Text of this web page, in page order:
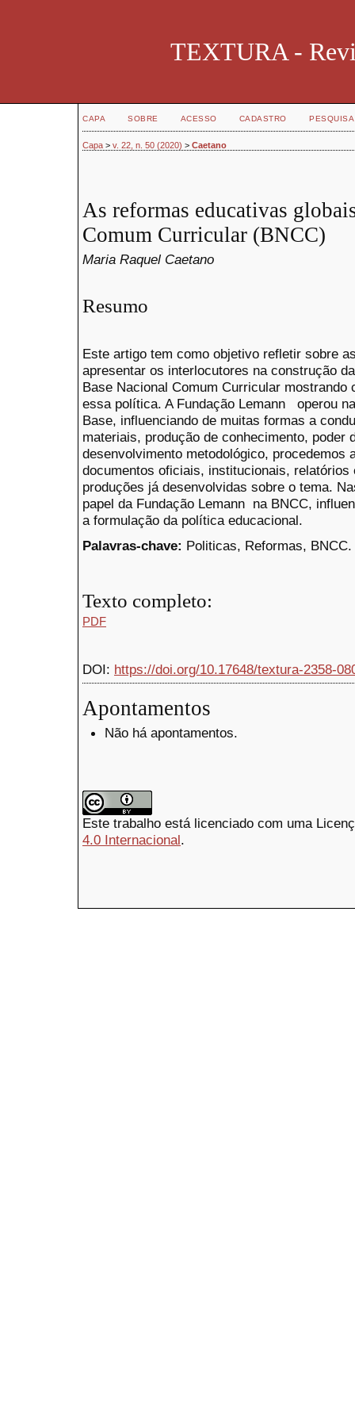
TEXTURA -
CAPA SOBRE ACESSO CADASTRO PESQUISA
Capa > v. 22, n. 50 (2020) > Caetano
As reformas educativas
Comum Curricular (BNCC)
Maria Raquel Caetano
Resumo
Este artigo tem como objetivo refletir sobre
apresentar os interlocutores na construção
Base Nacional Comum Curricular mostrando
essa política. A Fundação Lemann operou
Base, influenciando de muitas formas a
materiais, produção de conhecimento, poder
desenvolvimento metodológico, procedemos
documentos oficiais, institucionais,
produções já desenvolvidas sobre o tema.
papel da Fundação Lemann na BNCC,
a formulação da política educacional.
Palavras-chave: Politicas, Reformas, BNCC.
Texto completo:
PDF
DOI: https://doi.org/10.17648/textura-2358-
Apontamentos
Não há apontamentos.
Este trabalho está licenciado com uma
4.0 Internacional.